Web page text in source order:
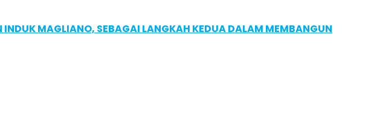
MAGLIANO, SEBAGAI LANGKAH KEDUA DALAM MEMBANGUN